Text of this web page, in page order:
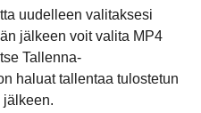
uudelleen valitaksesi
jälkeen voit valita MP4
Tallenna-
haluat tallentaa tulostetun
jälkeen.